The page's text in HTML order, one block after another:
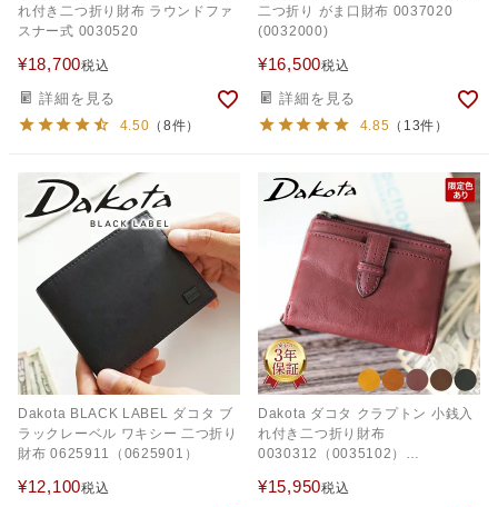
れ付き二つ折り財布 ラウンドファ
スナー式 0030520
¥18,700税込
詳細を見る
4.50 （8件）
二つ折り がま口財布 0037020
(0032000)
¥16,500税込
詳細を見る
4.85 （13件）
Dakota BLACK LABEL ダコタ ブ
ラックレーベル ワキシー 二つ折り
財布 0625911（0625901）
¥12,100税込
Dakota ダコタ クラプトン 小銭入
れ付き二つ折り財布
0030312（0035102）
¥15,950税込